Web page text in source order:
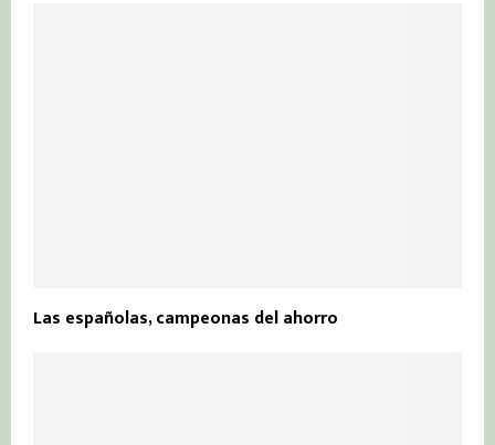
Las españolas, campeonas del ahorro